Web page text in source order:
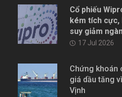
Cổ phiếu
kém tích cực,
suy giảm
17 Jul 2026
Chứng khoán
giá dầu tăng
Vịnh